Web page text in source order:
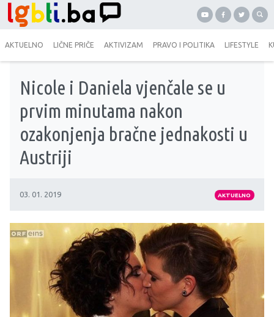
AKTUELNO LIČNE PRIČE AKTIVIZAM PRAVO I POLITIKA LIFESTYLE
Nicole i Daniela vjenčale se u
prvim minutama nakon
ozakonjenja bračne jednakosti u
Austriji
03. 01. 2019 AKTUELNO